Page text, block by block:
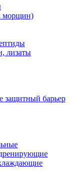
морщин)
лизаты
защитный барьер